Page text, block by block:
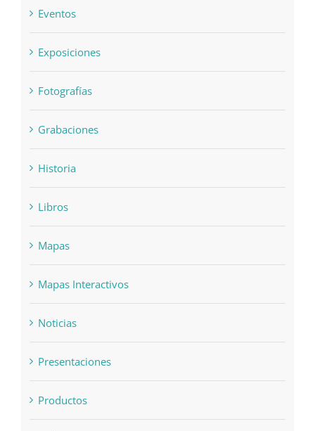
Eventos
Exposiciones
Fotografías
Grabaciones
Historia
Libros
Mapas
Mapas Interactivos
Noticias
Presentaciones
Productos